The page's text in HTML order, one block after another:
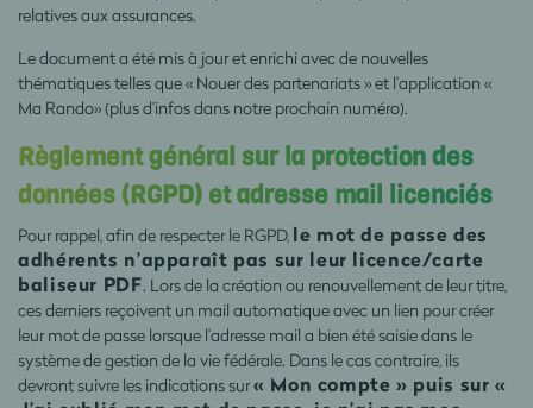
relatives aux assurances.
Le document a été mis à jour et enrichi avec de nouvelles
thématiques telles que « Nouer des partenariats » et l’application «
Ma Rando» (plus d’infos dans notre prochain numéro).
Règlement général sur la protection des
données (RGPD) et adresse mail licenciés
Pour rappel, afin de respecter le RGPD, le mot de passe des
adhérents n’apparaît pas sur leur licence/carte
baliseur PDF. Lors de la création ou renouvellement de leur titre,
ces derniers reçoivent un mail automatique avec un lien pour créer
leur mot de passe lorsque l’adresse mail a bien été saisie dans le
système de gestion de la vie fédérale. Dans le cas contraire, ils
devront suivre les indications sur« Mon compte » puis sur «